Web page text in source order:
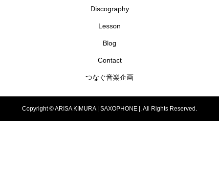
Discography
Lesson
Blog
Contact
つなぐ音楽企画
Copyright ©ARISA KIMURA | SAXOPHONE |. All Rights Reserved.